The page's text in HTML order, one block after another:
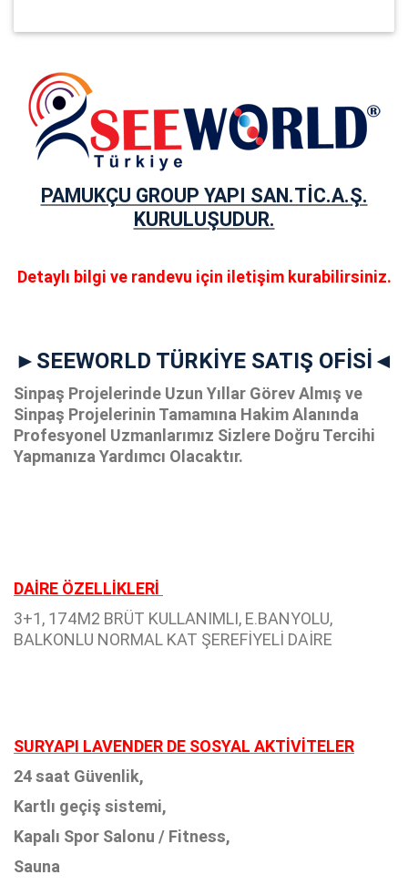
PAMUKÇU GROUP YAPI SAN.TİC.A.Ş.
KURULUŞUDUR.
Detaylı bilgi ve randevu için iletişim kurabilirsiniz.
►SEEWORLD TÜRKİYE SATIŞ OFİSİ◄
Sinpaş Projelerinde Uzun Yıllar Görev Almış ve
Sinpaş Projelerinin Tamamına Hakim Alanında
Profesyonel Uzmanlarımız Sizlere Doğru Tercihi
Yapmanıza Yardımcı Olacaktır.
DAİRE ÖZELLİKLERİ
3+1, 174M2 BRÜT KULLANIMLI, E.BANYOLU,
BALKONLU NORMAL KAT ŞEREFİYELİ DAİRE
SURYAPI LAVENDER DE SOSYAL AKTİVİTELER
24 saat Güvenlik,
Kartlı geçiş sistemi,
Kapalı Spor Salonu / Fitness,
Sauna